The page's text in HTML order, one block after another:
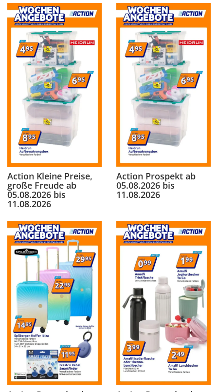
Action Kleine Preise,
große Freude ab
05.08.2026 bis
11.08.2026
Action Prospekt ab
05.08.2026 bis
11.08.2026